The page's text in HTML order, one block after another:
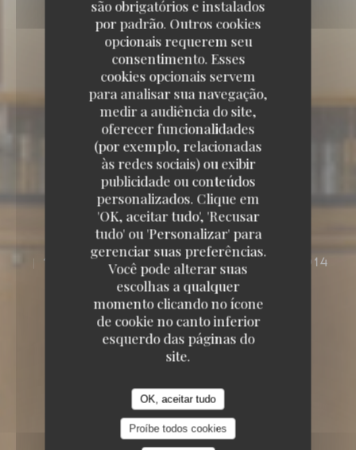
são obrigatórios e instalados
por padrão. Outros cookies
opcionais requerem seu
consentimento. Esses
cookies opcionais servem
para analisar sua navegação,
medir a audiência do site,
oferecer funcionalidades
(por exemplo, relacionadas
às redes sociais) ou exibir
publicidade ou conteúdos
personalizados. Clique em
'OK, aceitar tudo', 'Recusar
tudo' ou 'Personalizar' para
gerenciar suas preferências.
Você pode alterar suas
escolhas a qualquer
momento clicando no ícone
de cookie no canto inferior
esquerdo das páginas do
site.
OK, aceitar tudo
Proíbe todos cookies
102, BOULEVARD DE MONTPARNASSE 75014
PARIS